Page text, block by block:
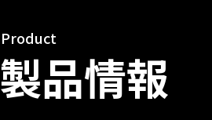
Product
製品情報